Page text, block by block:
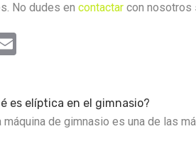
No dudes en contactar con nosotros
es elíptica en el gimnasio?
máquina de gimnasio es una de las